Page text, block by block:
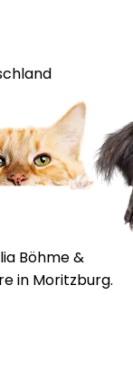
Böhme &
in Moritzburg.